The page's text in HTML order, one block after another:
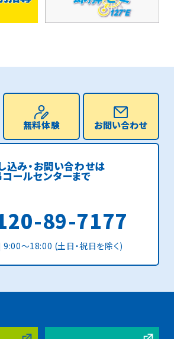
無料体験 お問い合わせ
込み・お問い合わせは
ールセンターまで
89-7177
〜18:00 (土日・祝日を除く)